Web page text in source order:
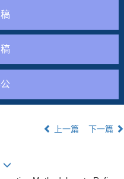
上一篇
下一篇